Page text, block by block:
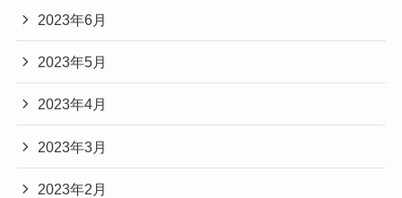
2023年6月
2023年5月
2023年4月
2023年3月
2023年2月